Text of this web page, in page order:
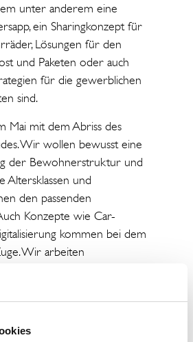
unter anderem eine
ein Sharingkonzept für
Lösungen für den
und Paketen oder auch
für die gewerblichen
sind.
Mai mit dem Abriss des
Wir wollen bewusst eine
der Bewohnerstruktur und
Altersklassen und
den passenden
Konzepte wie Car-
kommen bei dem
Wir arbeiten
den Bewohnern und
Quartieren